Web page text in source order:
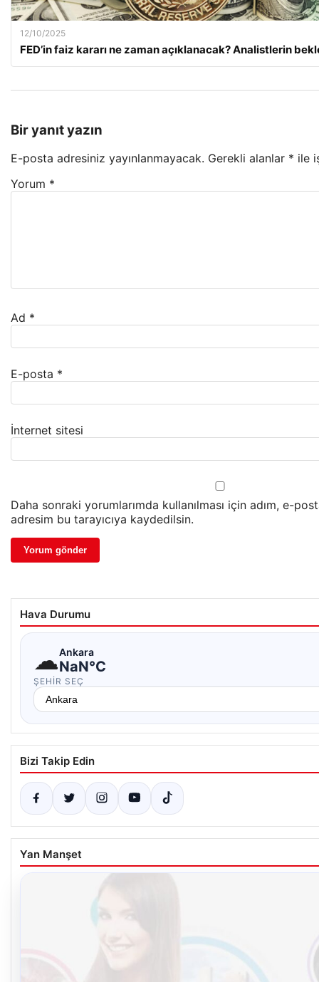
12/10/2025
FED’in faiz kararı ne zaman açıklanacak? Analistlerin
Bir yanıt yazın
E-posta adresiniz yayınlanmayacak. Gerekli alanlar * ile
Yorum *
Ad *
E-posta *
İnternet sitesi
Daha sonraki yorumlarımda kullanılması için adım, e-
adresim bu tarayıcıya kaydedilsin.
Hava Durumu
☁Ankara
NaN°C
ŞEHIR SEÇ
Bizi Takip Edin
Yan Manşet